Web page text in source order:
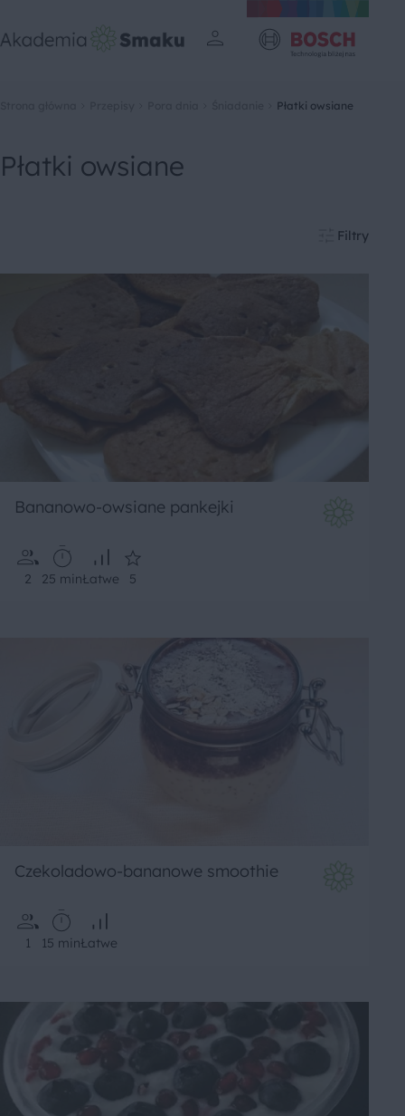
Płatki owsiane
Płatki owsiane
Filtry
Bananowo-owsiane pankejki
2 25 minŁatwe 5
Czekoladowo-bananowe smoothie
1 15 minŁatwe